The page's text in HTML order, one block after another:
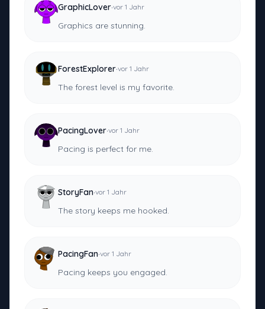
GraphicLover·vor 1 Jahr
Graphics are stunning.
ForestExplorer·vor 1 Jahr
The forest level is my favorite.
PacingLover·vor 1 Jahr
Pacing is perfect for me.
StoryFan·vor 1 Jahr
The story keeps me hooked.
PacingFan·vor 1 Jahr
Pacing keeps you engaged.